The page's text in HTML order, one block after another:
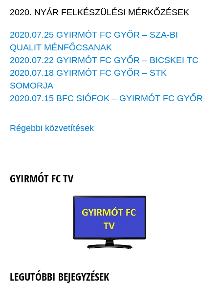
2020. NYÁR FELKÉSZÜLÉSI MÉRKŐZÉSEK
2020.07.25 GYIRMÓT FC GYŐR – SZA-BI
QUALIT MÉNFŐCSANAK
2020.07.22 GYIRMÓT FC GYŐR – BICSKEI TC
2020.07.18 GYIRMÓT FC GYŐR – STK
SOMORJA
2020.07.15 BFC SIÓFOK – GYIRMÓT FC GYŐR
Régebbi közvetítések
GYIRMÓT FC TV
LEGUTÓBBI BEJEGYZÉSEK